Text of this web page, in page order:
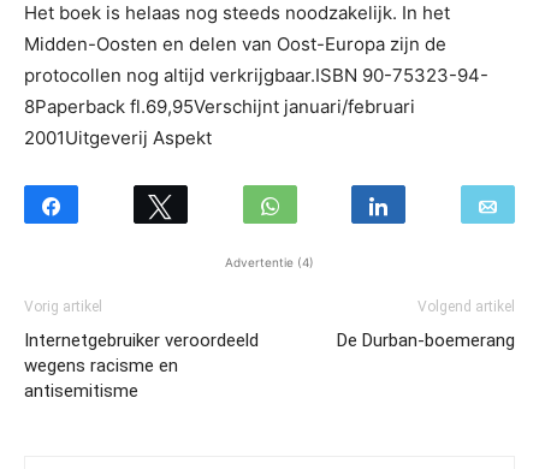
Het boek is helaas nog steeds noodzakelijk. In het
Midden-Oosten en delen van Oost-Europa zijn de
protocollen nog altijd verkrijgbaar.ISBN 90-75323-94-
8Paperback fl.69,95Verschijnt januari/februari
2001Uitgeverij Aspekt
Advertentie (4)
Vorig artikel
Internetgebruiker veroordeeld
wegens racisme en
antisemitisme
Volgend artikel
De Durban-boemerang